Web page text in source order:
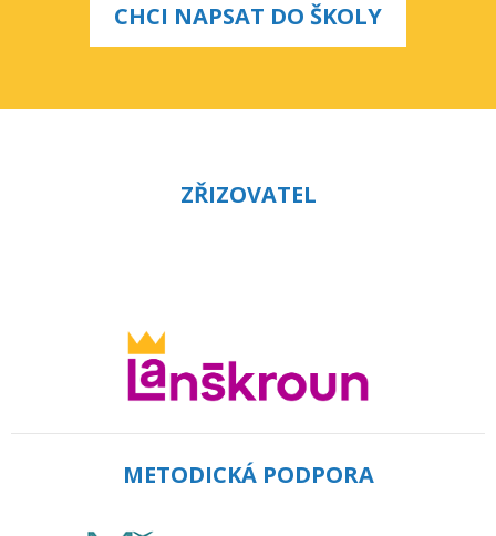
CHCI NAPSAT DO ŠKOLY
ZŘIZOVATEL
METODICKÁ PODPORA